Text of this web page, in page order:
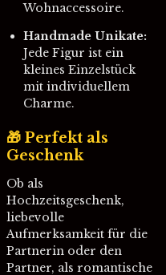
Wohnaccessoire.
Handmade Unikate:
Jede Figur ist ein
kleines Einzelstück
mit individuellem
Charme.
🎁 Perfekt als
Geschenk
Ob als
Hochzeitsgeschenk,
liebevolle
Aufmerksamkeit für die
Partnerin oder den
Partner, als romantische